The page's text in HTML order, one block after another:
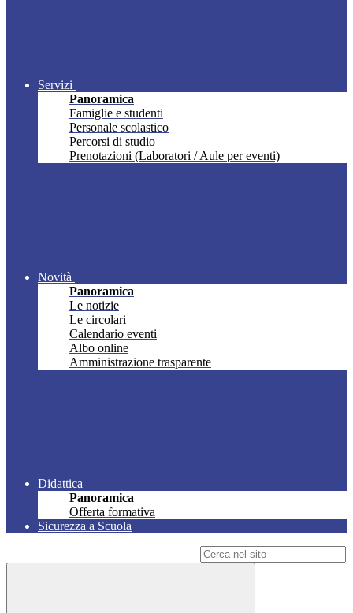
Servizi
Panoramica
Famiglie e studenti
Personale scolastico
Percorsi di studio
Prenotazioni (Laboratori / Aule per eventi)
Novità
Panoramica
Le notizie
Le circolari
Calendario eventi
Albo online
Amministrazione trasparente
Didattica
Panoramica
Offerta formativa
Sicurezza a Scuola